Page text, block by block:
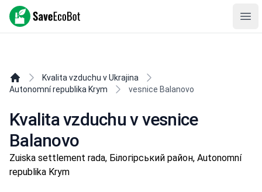
SaveEcoBot
Kvalita vzduchu v Ukrajina
Autonomní republika Krym
vesnice Balanovo
Kvalita vzduchu v vesnice
Balanovo
Zuiska settlement rada, Білогірський район, Autonomní
republika Krym
Krym je Ukrajina!